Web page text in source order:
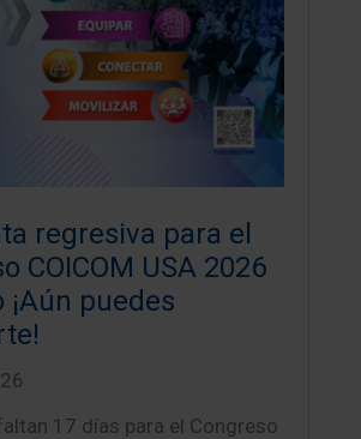
regresiva para el
COICOM USA 2026
¡Aún puedes
17 días para el Congreso